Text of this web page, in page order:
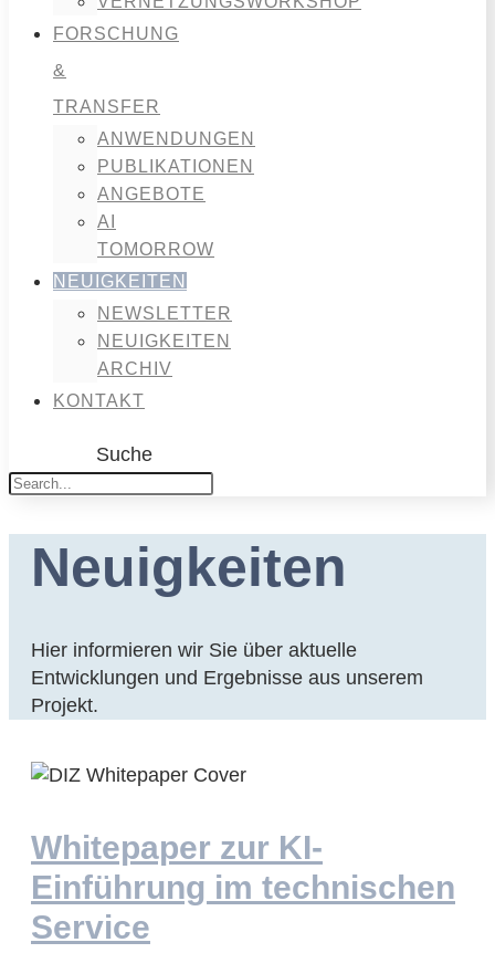
FORSCHUNG
&
TRANSFER
ANWENDUNGEN
PUBLIKATIONEN
ANGEBOTE
AI
TOMORROW
NEUIGKEITEN
NEWSLETTER
NEUIGKEITEN
ARCHIV
KONTAKT
Suche
Neuigkeiten
Hier informieren wir Sie über aktuelle
Entwicklungen und Ergebnisse aus unserem
Projekt.
Whitepaper zur KI-
Einführung im technischen
Service